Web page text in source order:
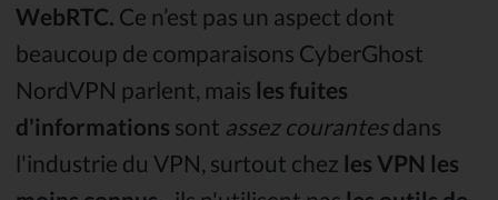
WebRTC. Ce n’est pas un aspect dont
beaucoup de comparaisons CyberGhost
NordVPN parlent, mais les fuites
d'informations sont assez courantesdans
l'industrie du VPN, surtout chez les VPN les